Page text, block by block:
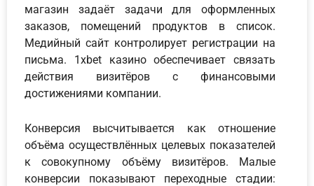
магазин задаёт задачи для оформленных
заказов, помещений продуктов в список.
Медийный сайт контролирует регистрации на
письма. 1xbet казино обеспечивает связать
действия визитёров с финансовыми
достижениями компании.
Конверсия высчитывается как отношение
объёма осуществлённых целевых показателей
к совокупному объёму визитёров. Малые
конверсии показывают переходные стадии: